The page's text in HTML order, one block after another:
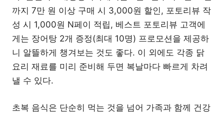
까지 7만 원 이상 구매 시 3,000원 할인, 포토리뷰 작
성 시 1,000원 N페이 적립, 베스트 포토리뷰 고객에
게는 장어탕 2개 증정(최대 10명) 프로모션을 제공하
니 알뜰하게 챙겨보는 것도 좋다. 이 외에도 각종 닭
요리 재료를 미리 준비해 두면 복날마다 빠르게 차려
낼 수 있다.
초복 음식은 단순히 먹는 것을 넘어 가족과 함께 건강